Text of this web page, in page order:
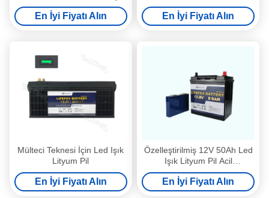
Lityum Pil
En İyi Fiyatı Alın
150Ah Led Işık Lityum Pil
En İyi Fiyatı Alın
Mülteci Teknesi İçin Led Işık
Lityum Pil
En İyi Fiyatı Alın
Özelleştirilmiş 12V 50Ah Led
Işık Lityum Pil Acil
Aydınlatma Pil Paketi
En İyi Fiyatı Alın